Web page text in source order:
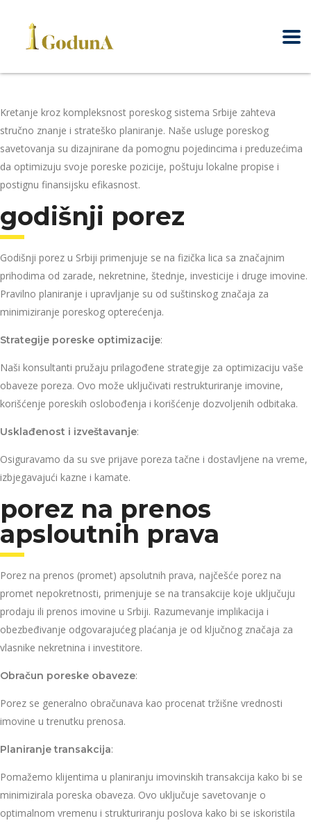
Kretanje kroz kompleksnost poreskog sistema Srbije zahteva
stručno znanje i strateško planiranje. Naše usluge poreskog
savetovanja su dizajnirane da pomognu pojedincima i preduzećima
da optimizuju svoje poreske pozicije, poštuju lokalne propise i
postignu finansijsku efikasnost.
godišnji porez
Godišnji porez u Srbiji primenjuje se na fizička lica sa značajnim
prihodima od zarade, nekretnine, štednje, investicije i druge imovine.
Pravilno planiranje i upravljanje su od suštinskog značaja za
minimiziranje poreskog opterećenja.
Strategije poreske optimizacije:
Naši konsultanti pružaju prilagođene strategije za optimizaciju vaše
obaveze poreza. Ovo može uključivati restrukturiranje imovine,
korišćenje poreskih oslobođenja i korišćenje dozvoljenih odbitaka.
Usklađenost i izveštavanje:
Osiguravamo da su sve prijave poreza tačne i dostavljene na vreme,
izbjegavajući kazne i kamate.
porez na prenos
apsloutnih prava
Porez na prenos (promet) apsolutnih prava, najčešće porez na
promet nepokretnosti, primenjuje se na transakcije koje uključuju
prodaju ili prenos imovine u Srbiji. Razumevanje implikacija i
obezbeđivanje odgovarajućeg plaćanja je od ključnog značaja za
vlasnike nekretnina i investitore.
Obračun poreske obaveze:
Porez se generalno obračunava kao procenat tržišne vrednosti
imovine u trenutku prenosa.
Planiranje transakcija:
Pomažemo klijentima u planiranju imovinskih transakcija kako bi se
minimizirala poreska obaveza. Ovo uključuje savetovanje o
optimalnom vremenu i strukturiranju poslova kako bi se iskoristila